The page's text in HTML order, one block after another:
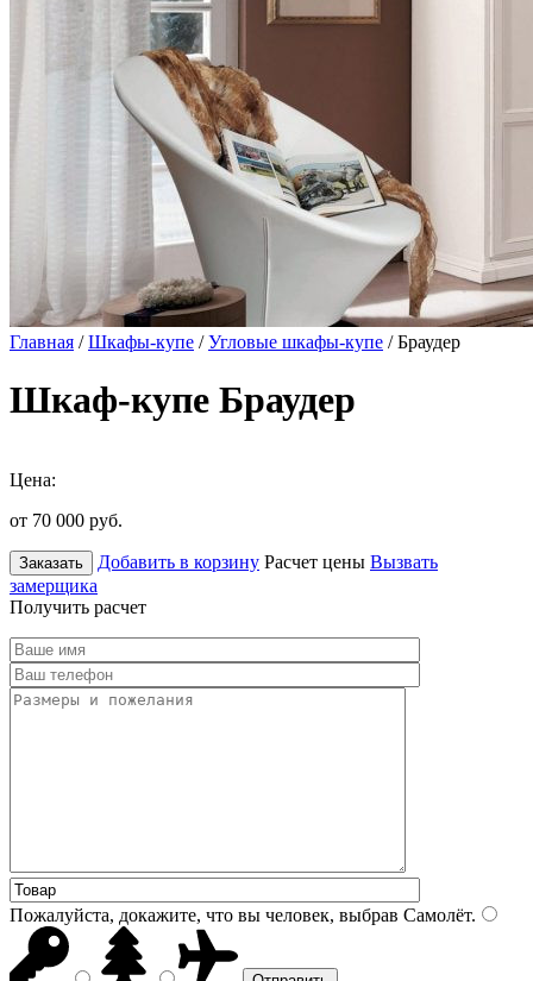
Главная /Шкафы-купе /Угловые шкафы-купе / Браудер
Шкаф-купе Браудер
Цена:
от 70 000 руб.
Заказать Добавить в корзину Расчет цены Вызвать
замерщика
Получить расчет
Пожалуйста, докажите, что вы человек, выбрав Самолёт.